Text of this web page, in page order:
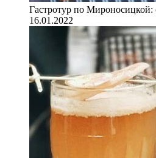
Гастротур по Мироносицкой:
16.01.2022